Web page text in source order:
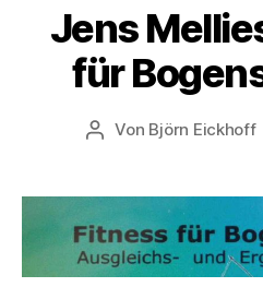
Jens
für
Beitragsautor
Von Björn Eickhoff